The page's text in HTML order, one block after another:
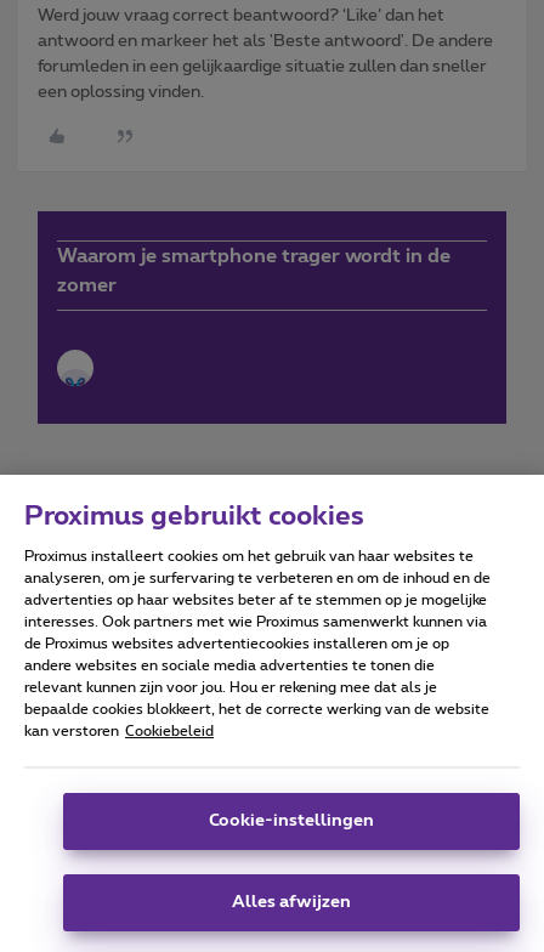
Werd jouw vraag correct beantwoord? ‘Like’ dan het
antwoord en markeer het als 'Beste antwoord'. De andere
forumleden in een gelijkaardige situatie zullen dan sneller
een oplossing vinden.
Waarom je smartphone trager wordt in de
zomer
Forumvoorwaarden Accessibility statement
Alle rechten voorbehouden. © Proximus
Algemene voorwaarden, consumenteninfo
Deze website is gecreëerd en wordt beheerd conform het
Koning Albert II-laan 27 - B-1030 Brussel.
Proximus gebruikt cookies
Proximus installeert cookies om het gebruik van haar websites te
analyseren, om je surfervaring te verbeteren en om de inhoud en de
advertenties op haar websites beter af te stemmen op je mogelijke
interesses. Ook partners met wie Proximus samenwerkt kunnen via
de Proximus websites advertentiecookies installeren om je op
andere websites en sociale media advertenties te tonen die
relevant kunnen zijn voor jou. Hou er rekening mee dat als je
bepaalde cookies blokkeert, het de correcte werking van de website
kan verstoren Cookiebeleid
Cookie-instellingen
Alles afwijzen